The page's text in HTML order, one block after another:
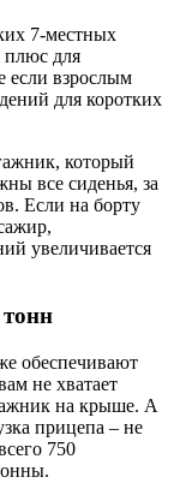
7-местных
для
если взрослым
для коротких
который
все сиденья, за
Если на борту
увеличивается
обеспечивают
не хватает
на крыше. А
прицепа – не
750